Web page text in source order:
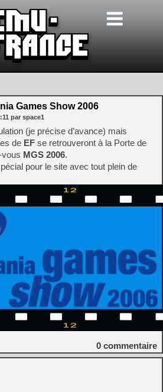
Games Show 2006
par space1
(je précise d’avance) mais
de EF se retrouveront à la Porte de
vous MGS 2006.
pour le site avec tout plein de
0 commentaire